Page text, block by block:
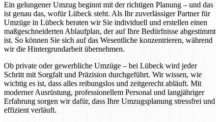
Ein gelungener Umzug beginnt mit der richtigen Planung – und das
ist genau das, wofür Lübeck steht. Als Ihr zuverlässiger Partner für
Umzüge in Lübeck beraten wir Sie individuell und erstellen einen
maßgeschneiderten Ablaufplan, der auf Ihre Bedürfnisse abgestimmt
ist. So können Sie sich auf das Wesentliche konzentrieren, während
wir die Hintergrundarbeit übernehmen.
Ob private oder gewerbliche Umzüge – bei Lübeck wird jeder
Schritt mit Sorgfalt und Präzision durchgeführt. Wir wissen, wie
wichtig es ist, dass alles reibungslos und zeitgerecht abläuft. Mit
moderner Ausrüstung, professionellem Personal und langjähriger
Erfahrung sorgen wir dafür, dass Ihre Umzugsplanung stressfrei und
effizient verläuft.